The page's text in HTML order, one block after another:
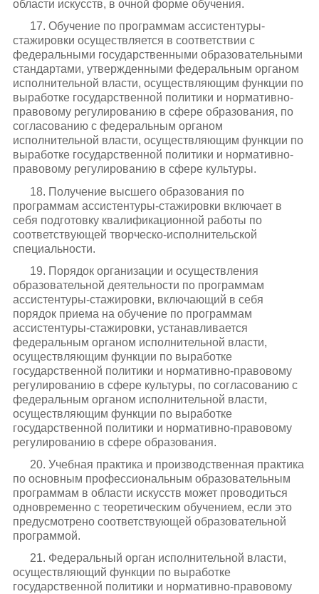
области искусств, в очной форме обучения.
17. Обучение по программам ассистентуры-
стажировки осуществляется в соответствии с
федеральными государственными образовательными
стандартами, утвержденными федеральным органом
исполнительной власти, осуществляющим функции по
выработке государственной политики и нормативно-
правовому регулированию в сфере образования, по
согласованию с федеральным органом
исполнительной власти, осуществляющим функции по
выработке государственной политики и нормативно-
правовому регулированию в сфере культуры.
18. Получение высшего образования по
программам ассистентуры-стажировки включает в
себя подготовку квалификационной работы по
соответствующей творческо-исполнительской
специальности.
19. Порядок организации и осуществления
образовательной деятельности по программам
ассистентуры-стажировки, включающий в себя
порядок приема на обучение по программам
ассистентуры-стажировки, устанавливается
федеральным органом исполнительной власти,
осуществляющим функции по выработке
государственной политики и нормативно-правовому
регулированию в сфере культуры, по согласованию с
федеральным органом исполнительной власти,
осуществляющим функции по выработке
государственной политики и нормативно-правовому
регулированию в сфере образования.
20. Учебная практика и производственная практика
по основным профессиональным образовательным
программам в области искусств может проводиться
одновременно с теоретическим обучением, если это
предусмотрено соответствующей образовательной
программой.
21. Федеральный орган исполнительной власти,
осуществляющий функции по выработке
государственной политики и нормативно-правовому